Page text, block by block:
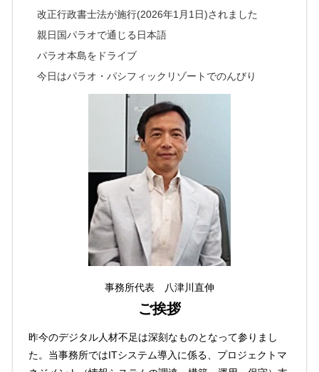
改正行政書士法が施行(2026年1月1日)されました
親日国パラオで通じる日本語
パラオ本島をドライブ
今日はパラオ・パシフィックリゾートでのんびり
事務所代表 八津川直伸
ご挨拶
昨今のデジタル人材不足は深刻なものとなって参りまし
た。当事務所ではITシステム導入に係る、プロジェクトマ